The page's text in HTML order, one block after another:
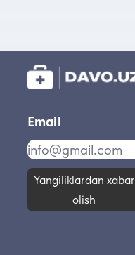
Email
Yangiliklardan xabar
olish